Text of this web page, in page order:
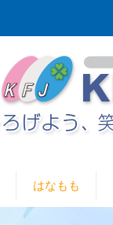
はなもも